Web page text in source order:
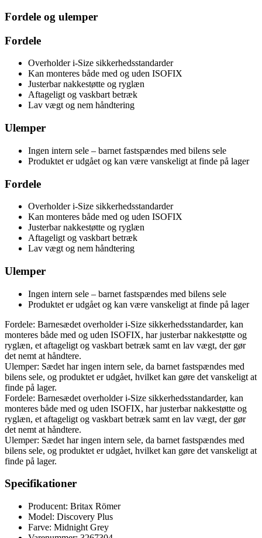
Fordele og ulemper
Fordele
Overholder i-Size sikkerhedsstandarder
Kan monteres både med og uden ISOFIX
Justerbar nakkestøtte og ryglæn
Aftageligt og vaskbart betræk
Lav vægt og nem håndtering
Ulemper
Ingen intern sele – barnet fastspændes med bilens sele
Produktet er udgået og kan være vanskeligt at finde på lager
Fordele
Overholder i-Size sikkerhedsstandarder
Kan monteres både med og uden ISOFIX
Justerbar nakkestøtte og ryglæn
Aftageligt og vaskbart betræk
Lav vægt og nem håndtering
Ulemper
Ingen intern sele – barnet fastspændes med bilens sele
Produktet er udgået og kan være vanskeligt at finde på lager
Fordele: Barnesædet overholder i-Size sikkerhedsstandarder, kan
monteres både med og uden ISOFIX, har justerbar nakkestøtte og
ryglæn, et aftageligt og vaskbart betræk samt en lav vægt, der gør
det nemt at håndtere.
Ulemper: Sædet har ingen intern sele, da barnet fastspændes med
bilens sele, og produktet er udgået, hvilket kan gøre det vanskeligt at
finde på lager.
Fordele: Barnesædet overholder i-Size sikkerhedsstandarder, kan
monteres både med og uden ISOFIX, har justerbar nakkestøtte og
ryglæn, et aftageligt og vaskbart betræk samt en lav vægt, der gør
det nemt at håndtere.
Ulemper: Sædet har ingen intern sele, da barnet fastspændes med
bilens sele, og produktet er udgået, hvilket kan gøre det vanskeligt at
finde på lager.
Specifikationer
Producent: Britax Römer
Model: Discovery Plus
Farve: Midnight Grey